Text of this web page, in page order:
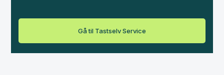
Gå til Tastselv Service